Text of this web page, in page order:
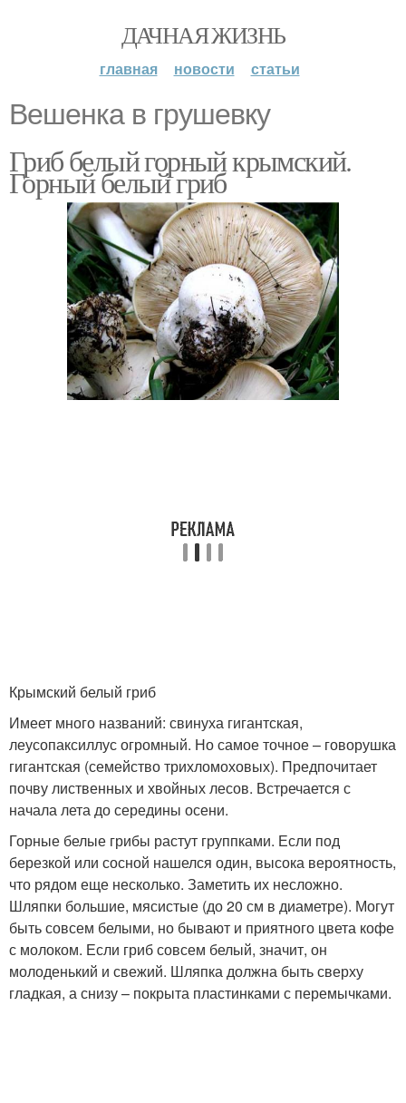
ДАЧНАЯ ЖИЗНЬ
главная новости статьи
Вешенка в грушевку
Гриб белый горный крымский.
Горный белый гриб
Крымский белый гриб
Имеет много названий: свинуха гигантская,
леусопаксиллус огромный. Но самое точное – говорушка
гигантская (семейство трихломоховых). Предпочитает
почву лиственных и хвойных лесов. Встречается с
начала лета до середины осени.
Горные белые грибы растут группками. Если под
березкой или сосной нашелся один, высока вероятность,
что рядом еще несколько. Заметить их несложно.
Шляпки большие, мясистые (до 20 см в диаметре). Могут
быть совсем белыми, но бывают и приятного цвета кофе
с молоком. Если гриб совсем белый, значит, он
молоденький и свежий. Шляпка должна быть сверху
гладкая, а снизу – покрыта пластинками с перемычками.